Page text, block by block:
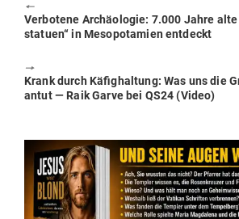
🠔
Previous
post:
Ver­botene Archäo­logie: 7.000 Jahre
statuen“ in Meso­po­tamien entdeckt
🠖
Next
post:
Krank durch Käfighaltung: Was uns die
antut — Raik Garve bei QS24 (Video)